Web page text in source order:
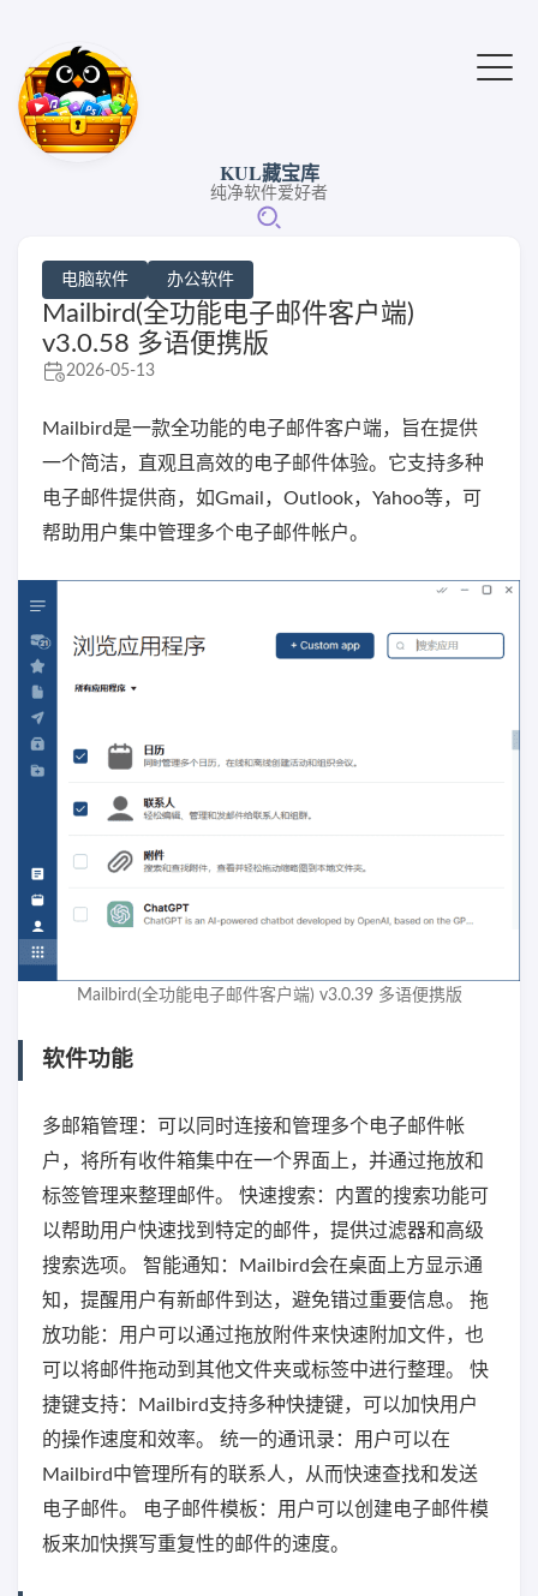
KUL藏宝库
纯净软件爱好者
电脑软件 办公软件
Mailbird(全功能电子邮件客户端)
v3.0.58 多语便携版
2026-05-13
Mailbird是一款全功能的电子邮件客户端，旨在提供
一个简洁，直观且高效的电子邮件体验。它支持多种
电子邮件提供商，如Gmail，Outlook，Yahoo等，可
帮助用户集中管理多个电子邮件帐户。
Mailbird(全功能电子邮件客户端) v3.0.39 多语便携版
软件功能
多邮箱管理：可以同时连接和管理多个电子邮件帐
户，将所有收件箱集中在一个界面上，并通过拖放和
标签管理来整理邮件。 快速搜索：内置的搜索功能可
以帮助用户快速找到特定的邮件，提供过滤器和高级
搜索选项。 智能通知：Mailbird会在桌面上方显示通
知，提醒用户有新邮件到达，避免错过重要信息。 拖
放功能：用户可以通过拖放附件来快速附加文件，也
可以将邮件拖动到其他文件夹或标签中进行整理。 快
捷键支持：Mailbird支持多种快捷键，可以加快用户
的操作速度和效率。 统一的通讯录：用户可以在
Mailbird中管理所有的联系人，从而快速查找和发送
电子邮件。 电子邮件模板：用户可以创建电子邮件模
板来加快撰写重复性的邮件的速度。